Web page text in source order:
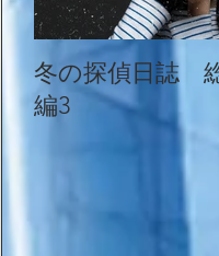
冬の探偵日誌
編3